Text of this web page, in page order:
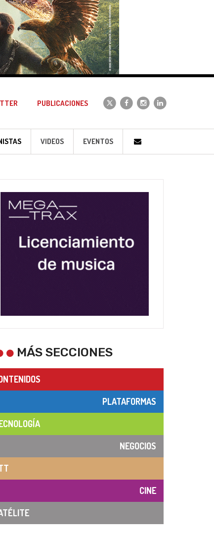
PUBLICACIONES
VIDEOS EVENTOS
MÁS SECCIONES
PLATAFORMAS
NEGOCIOS
CINE